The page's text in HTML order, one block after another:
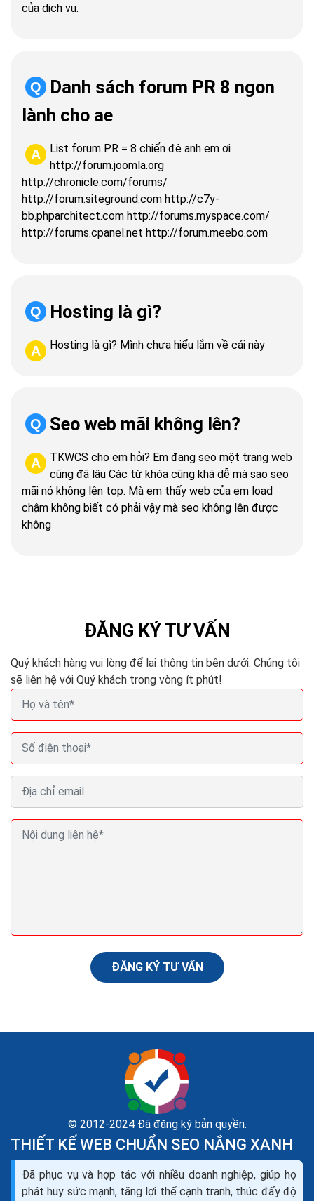
của dịch vụ.
Q
Danh sách forum PR 8 ngon
lành cho ae
A
List forum PR = 8 chiến đê anh em ơi
http://forum.joomla.org
http://chronicle.com/forums/
http://forum.siteground.com http://c7y-
bb.phparchitect.com http://forums.myspace.com/
http://forums.cpanel.net http://forum.meebo.com
Q Hosting là gì?
A Hosting là gì? Mình chưa hiểu lắm về cái này
Q Seo web mãi không lên?
A
TKWCS cho em hỏi? Em đang seo một trang web
cũng đã lâu Các từ khóa cũng khá dễ mà sao seo
mãi nó không lên top. Mà em thấy web của em load
chậm không biết có phải vậy mà seo không lên được
không
ĐĂNG KÝ TƯ VẤN
Quý khách hàng vui lòng để lại thông tin bên dưới. Chúng tôi
sẽ liên hệ với Quý khách trong vòng ít phút!
ĐĂNG KÝ TƯ VẤN
© 2012-2024 Đã đăng ký bản quyền.
THIẾT KẾ WEB CHUẨN SEO NẮNG XANH
Đã phục vụ và hợp tác với nhiều doanh nghiệp, giúp họ
phát huy sức mạnh, tăng lợi thế cạnh tranh, thúc đẩy độ